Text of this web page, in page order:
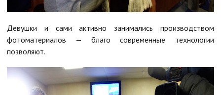
Девушки и сами активно занимались производством
фотоматериалов — благо современные технологии
позволяют.